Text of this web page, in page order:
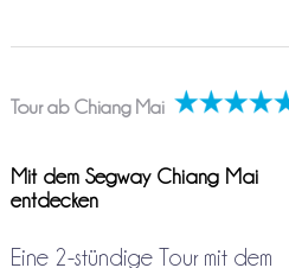
Tour ab Chiang Mai
Mit dem Segway Chiang Mai
entdecken
Eine 2-stündige Tour mit dem